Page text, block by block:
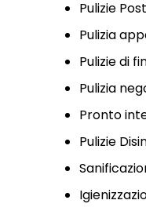
Pulizie
Pulizia
Pulizie di
Pulizia
Pronto
Pulizie